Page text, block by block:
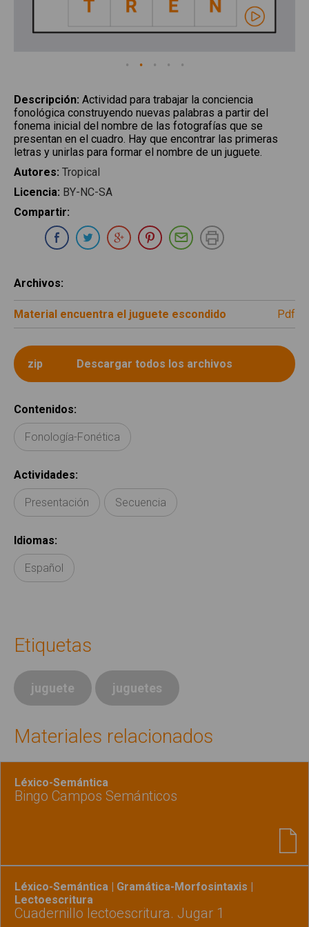
Descripción: Actividad para trabajar la conciencia
fonológica construyendo nuevas palabras a partir del
fonema inicial del nombre de las fotografías que se
presentan en el cuadro. Hay que encontrar las primeras
letras y unirlas para formar el nombre de un juguete.
Autores: Tropical
Licencia: BY-NC-SA
Compartir:
Compartir en Whatsapp
Compartir en Facebook
Compartir en Twitter
Compartir en Google Plus
Compartir en Pinterest
Compartir por E-
Archivos:
Material encuentra el juguete escondido pdf
Contenidos:
Fonología-Fonética
Actividades:
Presentación Secuencia
Idiomas:
Español
Etiquetas
juguete juguetes
Materiales relacionados
Léxico-Semántica
Bingo Campos Semánticos
Léxico-Semántica | Gramática-Morfosintaxis |
Lectoescritura
Cuadernillo lectoescritura. Jugar 1